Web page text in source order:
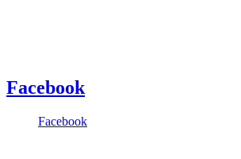
Facebook
Facebook